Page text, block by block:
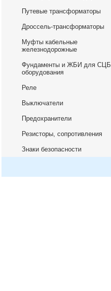
Путевые трансформаторы
Дроссель-трансформаторы
Муфты кабельные
железнодорожные
Фундаменты и ЖБИ для СЦБ
оборудования
Реле
Выключатели
Предохранители
Резисторы, сопротивления
Знаки безопасности